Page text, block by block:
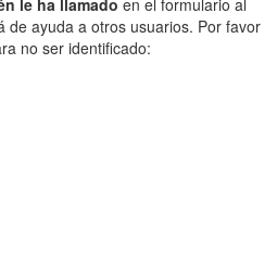
le ha llamado en el formulario al
de ayuda a otros usuarios. Por favor
no ser identificado: